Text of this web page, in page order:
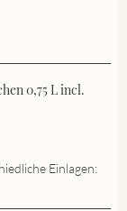
0,75 L incl.
Einlagen: